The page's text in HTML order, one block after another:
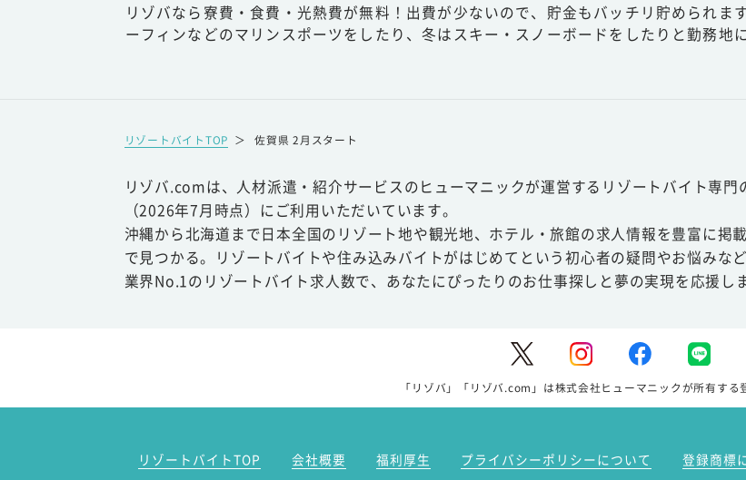
リゾバなら寮費・食費・光熱費が無料！出費が少ないので、貯金もバッチリ貯められ
ーフィンなどのマリンスポーツをしたり、冬はスキー・スノーボードをしたりと勤務地
リゾートバイトTOP ＞ 佐賀県 2月スタート
リゾバ.comは、人材派遣・紹介サービスのヒューマニックが運営するリゾートバイト専
（2026年7月時点）にご利用いただいています。
沖縄から北海道まで日本全国のリゾート地や観光地、ホテル・旅館の求人情報を豊富に掲
で見つかる。リゾートバイトや住み込みバイトがはじめてという初心者の疑問やお悩みな
業界No.1のリゾートバイト求人数で、あなたにぴったりのお仕事探しと夢の実現を応援しま
「リゾバ」「リゾバ.com」は株式会社ヒューマニックが所有する
リゾートバイトTOP 会社概要 福利厚生 プライバシーポリシーについて 登録商標